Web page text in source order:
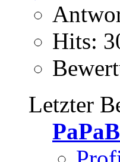
Hits:
Letzter